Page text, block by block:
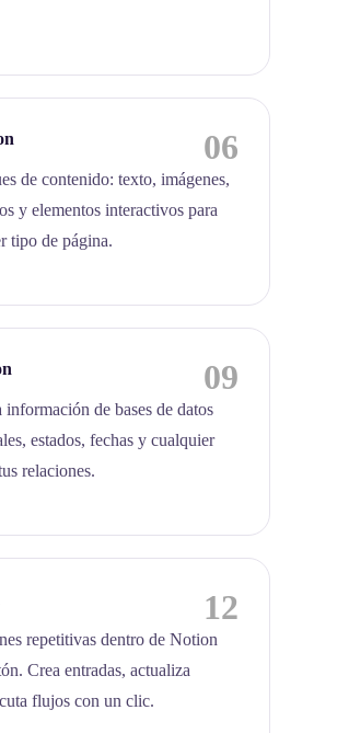
06
de contenido: texto, imágenes,
y elementos interactivos para
tipo de página.
09
de bases de datos
estados, fechas y cualquier
relaciones.
12
repetitivas dentro de Notion
Crea entradas, actualiza
flujos con un clic.